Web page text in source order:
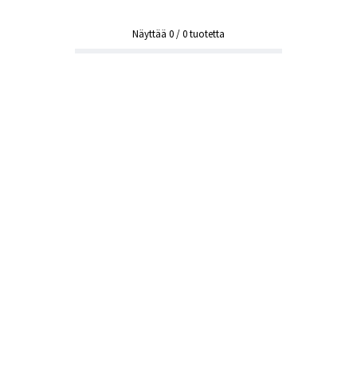
Näyttää 0/0tuotetta